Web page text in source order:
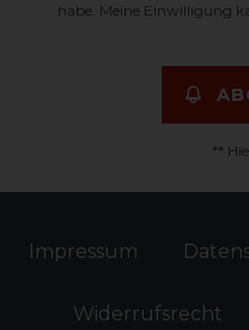
habe. Meine Einwilligung
**
Impressum
Widerrufs­recht